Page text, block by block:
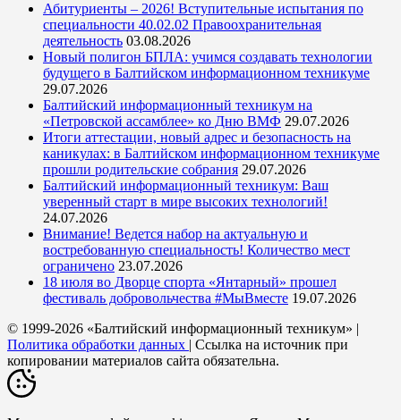
Абитуриенты – 2026! Вступительные испытания по
специальности 40.02.02 Правоохранительная
деятельность 03.08.2026
Новый полигон БПЛА: учимся создавать технологии
будущего в Балтийском информационном техникуме
29.07.2026
Балтийский информационный техникум на
«Петровской ассамблее» ко Дню ВМФ 29.07.2026
Итоги аттестации, новый адрес и безопасность на
каникулах: в Балтийском информационном техникуме
прошли родительские собрания 29.07.2026
Балтийский информационный техникум: Ваш
уверенный старт в мире высоких технологий!
24.07.2026
Внимание! Ведется набор на актуальную и
востребованную специальность! Количество мест
ограничено 23.07.2026
18 июля во Дворце спорта «Янтарный» прошел
фестиваль добровольчества #МыВместе 19.07.2026
© 1999-2026 «Балтийский информационный техникум» |
Политика обработки данных | Ссылка на источник при
копировании материалов сайта обязательна.